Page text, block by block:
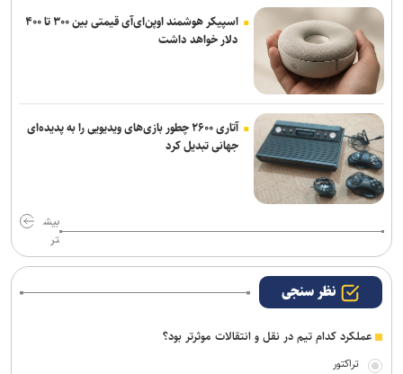
اسپیکر هوشمند اوپن‌ای‌آی قیمتی بین ۳۰۰ تا ۴۰۰
دلار خواهد داشت
آتاری ۲۶۰۰ چطور بازی‌های ویدیویی را به پدیده‌ای
جهانی تبدیل کرد
بیش
تر
نظر سنجی
عملکرد کدام تیم در نقل و انتقالات موثرتر بود؟
تراکتور